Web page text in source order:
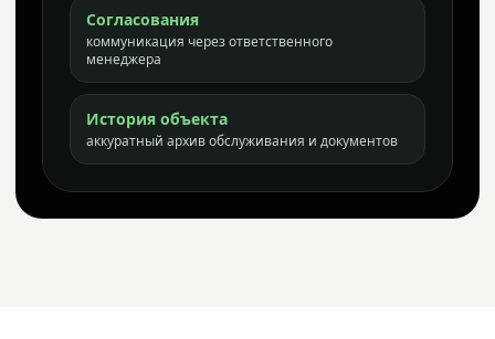
Согласования
коммуникация через ответственного
менеджера
История объекта
аккуратный архив обслуживания и документов